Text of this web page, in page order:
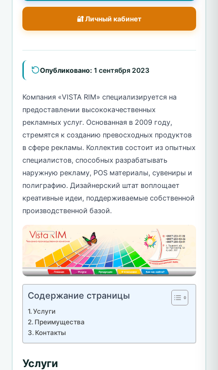
🔐 Личный кабинет
Опубликовано: 1 сентября 2023
Компания «VISTA RIM» специализируется на
предоставлении высококачественных
рекламных услуг. Основанная в 2009 году,
стремятся к созданию превосходных продуктов
в сфере рекламы. Коллектив состоит из опытных
специалистов, способных разрабатывать
наружную рекламу, POS материалы, сувениры и
полиграфию. Дизайнерский штат воплощает
креативные идеи, поддерживаемые собственной
производственной базой.
Содержание страницы
Услуги
Преимущества
Контакты
Услуги